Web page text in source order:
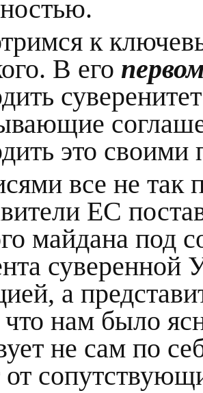
к
В его
это своими
все не так
ЕС
майдана под
суверенной
а
нам было
не сам по
от